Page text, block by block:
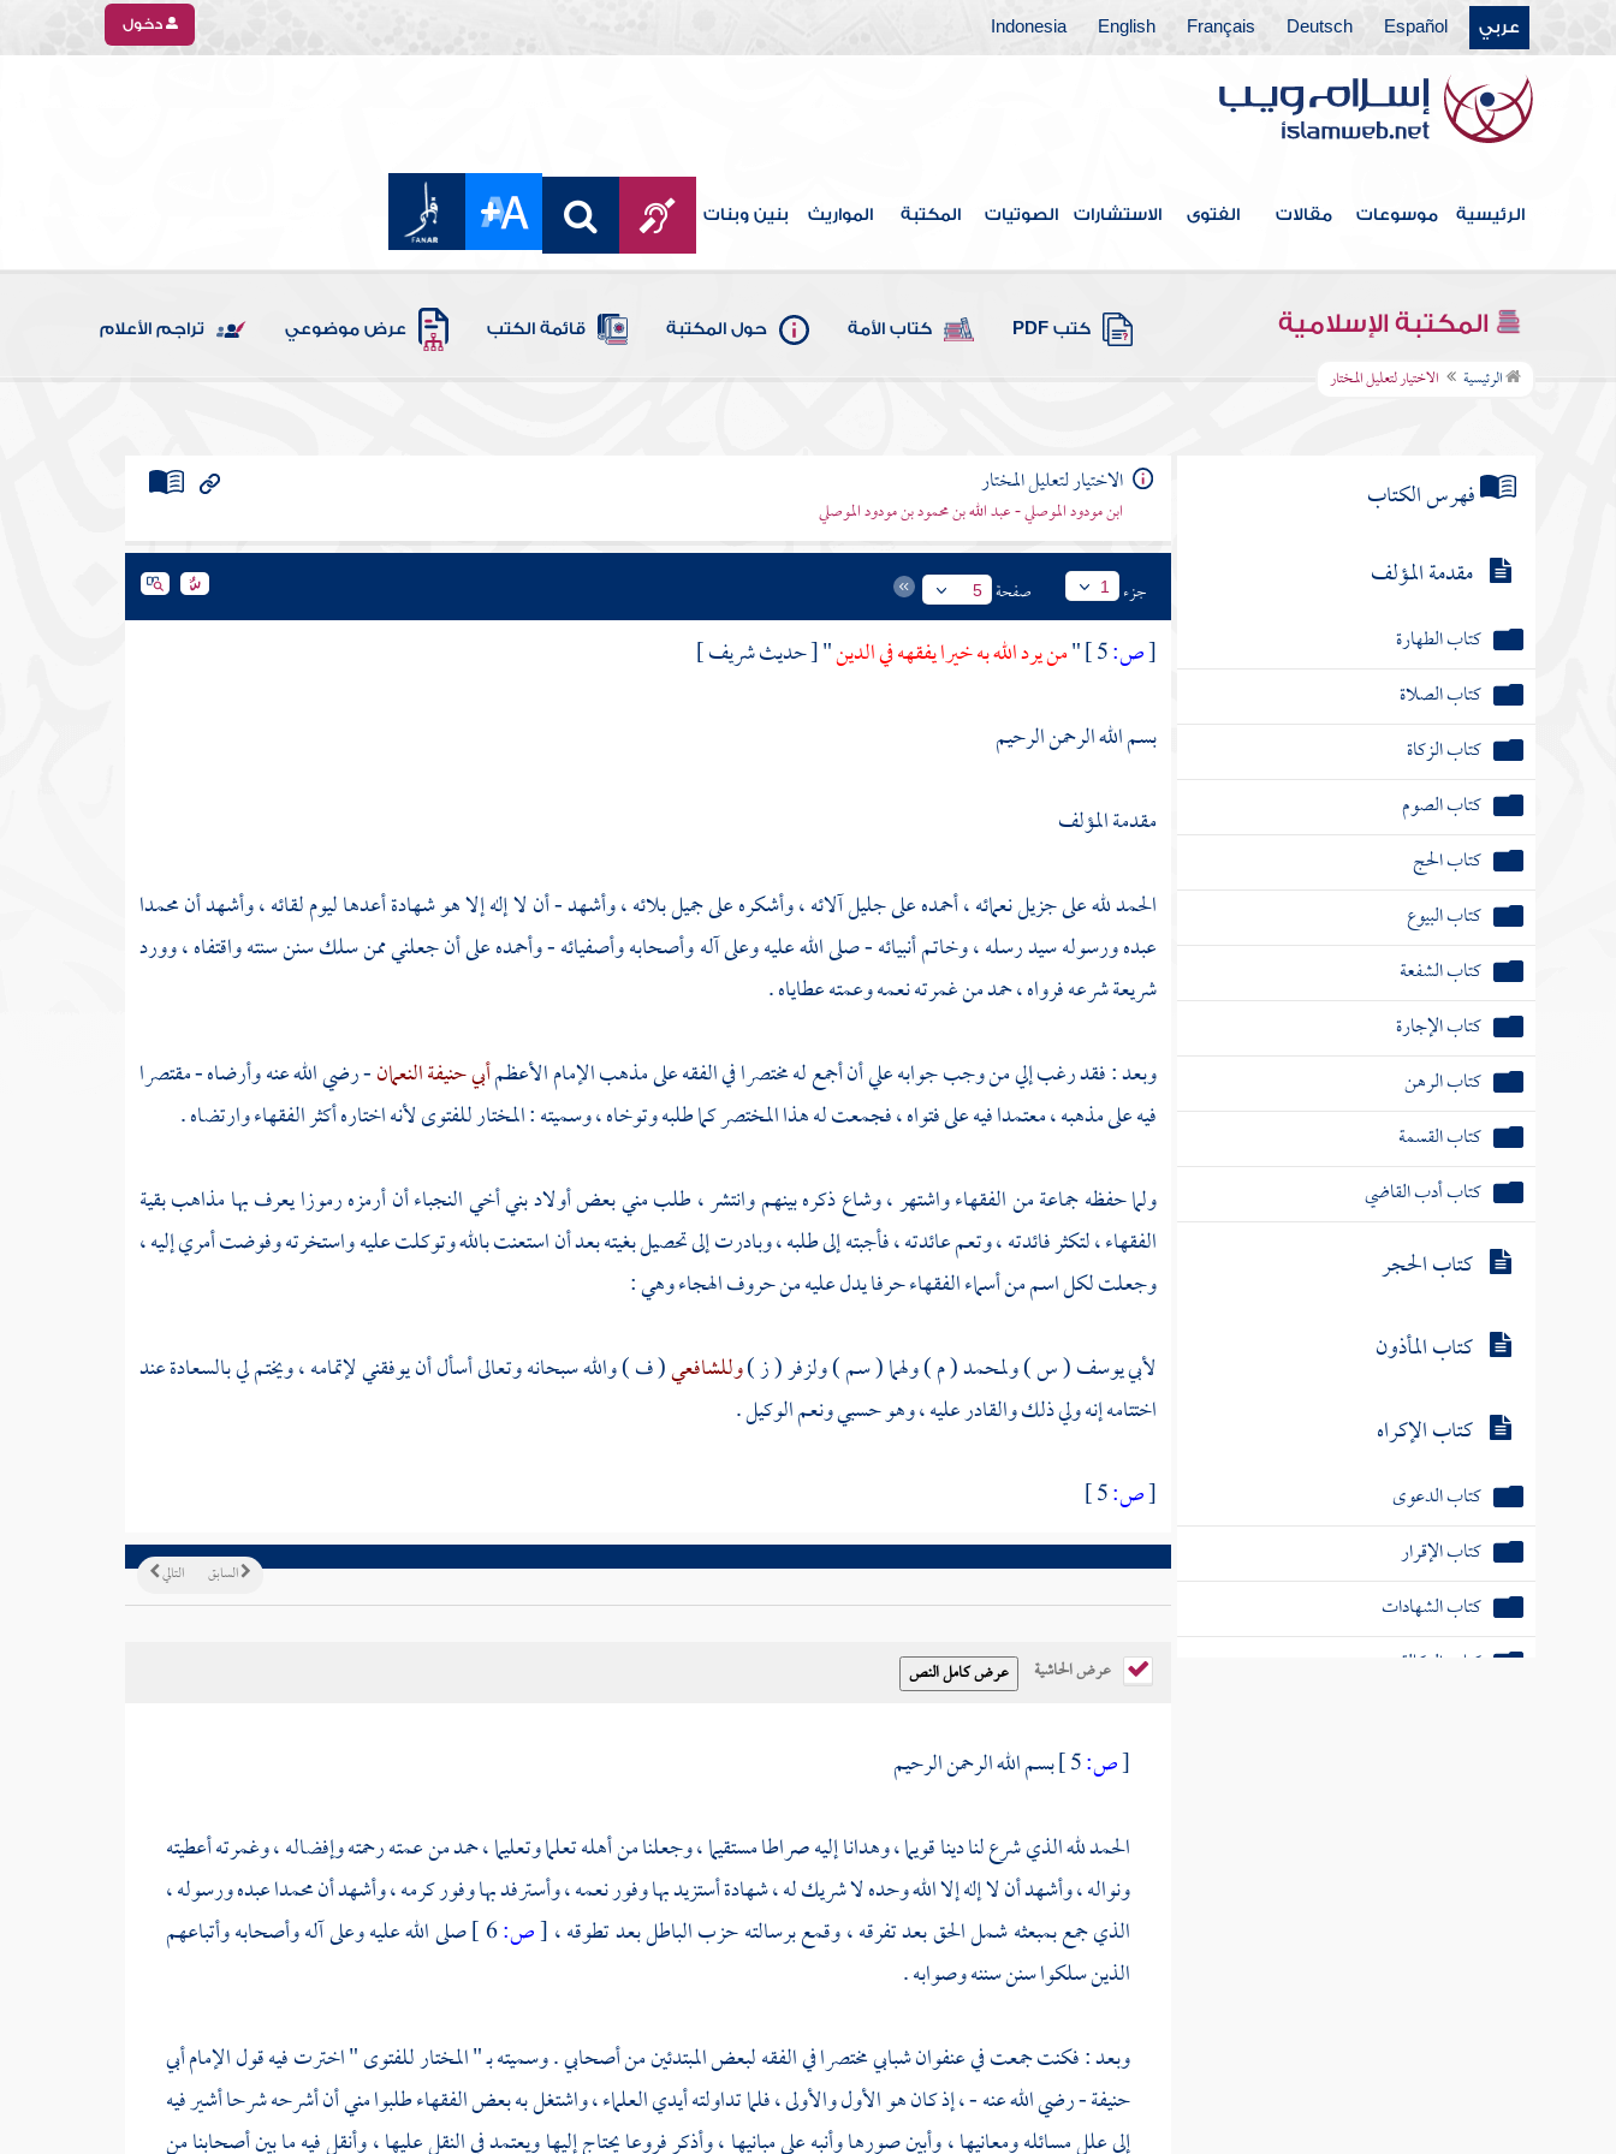
عربي Español
Deutsch
Français
English
Indonesia دخول
الرئيسية موسوعات مقالات الفتوى الاستشارات الصوتيات المكتبة المواريث بنين وبنات
المكتبة الإسلامية كتب PDF كتاب الأمة حول المكتبة قائمة الكتب عرض موضوعي تراجم الأعلام
الرئيسية الاختيار لتعليل المختار
فهرس الكتاب
مقدمة المؤلف
كتاب الطهارة
كتاب الصلاة
كتاب الزكاة
كتاب الصوم
كتاب الحج
كتاب البيوع
كتاب الشفعة
كتاب الإجارة
كتاب الرهن
كتاب القسمة
كتاب أدب القاضي
كتاب الحجر
كتاب المأذون
كتاب الإكراه
كتاب الدعوى
كتاب الإقرار
كتاب الشهادات
كتاب الوكالة
الاختيار لتعليل المختار
ابن مودود الموصلي - عبد الله بن محمود بن مودود الموصلي
جزء 1 صفحة 5
[ص: "من يرد الله به خيرا يفقهه في الدين" [ حديث شريف ]
بسم الله الرحمن الرحيم
مقدمة المؤلف
الحمد لله على جزيل نعمائه ، أحمده على جليل آلائه ، وأشكره على جميل بلائه ، وأشهد - أن لا إله إلا هو شهادة أعدها ليوم لقائه ، وأشهد أن محمدا
عبده ورسوله سيد رسله ، وخاتم أنبيائه - صلى الله عليه وعلى آله وأصحابه وأصفيائه - وأحمده على أن جعلني ممن سلك سنن سنته واقتفاه ، وورد
شريعة شرعه فرواه ، حمد من غمرته نعمه وعمته عطاياه .
وبعد : فقد رغب إلي من وجب جوابه علي أن أجمع له مختصرا في الفقه على مذهب الإمام الأعظمأبي حنيفة النعمان- رضي الله عنه وأرضاه - مقتصرا
فيه على مذهبه ، معتمدا فيه على فتواه ، فجمعت له هذا المختصر كما طلبه وتوخاه ، وسميته : المختار للفتوى لأنه اختاره أكثر الفقهاء وارتضاه .
ولما حفظه جماعة من الفقهاء واشتهر ، وشاع ذكره بينهم وانتشر ، طلب مني بعض أولاد بني أخي النجباء أن أرمزه رموزا يعرف بها مذاهب بقية
الفقهاء ، لتكثر فائدته ، وتعم عائدته ، فأجبته إلى طلبه ، وبادرت إلى تحصيل بغيته بعد أن استعنت بالله وتوكلت عليه واستخرته وفوضت أمري إليه ،
وجعلت لكل اسم من أسماء الفقهاء حرفا يدل عليه من حروف الهجاء وهي :
لأبي يوسف( س )ولمحمد( م ) ولهما ( سم )ولزفر( ز )وللشافعي( ف ) والله سبحانه وتعالى أسأل أن يوفقني لإتمامه ، ويختم لي بالسعادة عند
اختتامه إنه ولي ذلك والقادر عليه ، وهو حسبي ونعم الوكيل .
[ص:
التالي السابق
عرض الحاشية
[ص:
بسم الله الرحمن الرحيم
الحمد لله الذي شرع لنا دينا قويما ، وهدانا إليه صراطا مستقيما ، وجعلنا من أهله تعلما وتعليما ، حمد من عمته رحمته وإفضاله ، وغمرته أعطيته
ونواله ، وأشهد أن لا إله إلا الله وحده لا شريك له ، شهادة أستزيد بها وفور نعمه ، وأسترفد بها وفور كرمه ، وأشهد أنمحمداعبده ورسوله ،
الذي جمع بمبعثه شمل الحق بعد تفرقه ، وقمع برسالته حزب الباطل بعد تطوقه ،[ص:6 ]
صلى الله عليه وعلى آله وأصحابه وأتباعهم
الذين سلكوا سنن سننه وصوابه .
وبعد : فكنت جمعت في عنفوان شبابي مختصرا في الفقه لبعض المبتدئين من أصحابي . وسميته بـ " المختار للفتوى " اخترت فيه قول الإمام أبي
حنيفة - رضي الله عنه - ، إذ كان هو الأول والأولى ، فلما تداولته أيدي العلماء ، واشتغل به بعض الفقهاء طلبوا مني أن أشرحه شرحا أشير فيه
إلى علل مسائله ومعانيها ، وأبين صورها وأنبه على مبانيها ، وأذكر فروعا يحتاج إليها ويعتمد في النقل عليها ، وأنقل فيه ما بين أصحابنا من